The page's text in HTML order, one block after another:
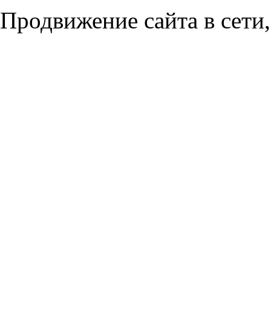
Продвижение сайта в